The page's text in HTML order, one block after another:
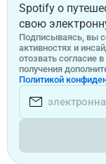
Spotify о
свою
Подписываясь, вы
активностях и
отозвать согласие
получения
Политикой